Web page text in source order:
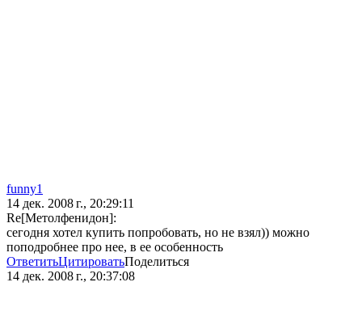
funny1
14 дек. 2008 г., 20:29:11
Re[Метолфенидон]:
сегодня хотел купить попробовать, но не взял)) можно
поподробнее про нее, в ее особенность
ОтветитьЦитироватьПоделиться
14 дек. 2008 г., 20:37:08